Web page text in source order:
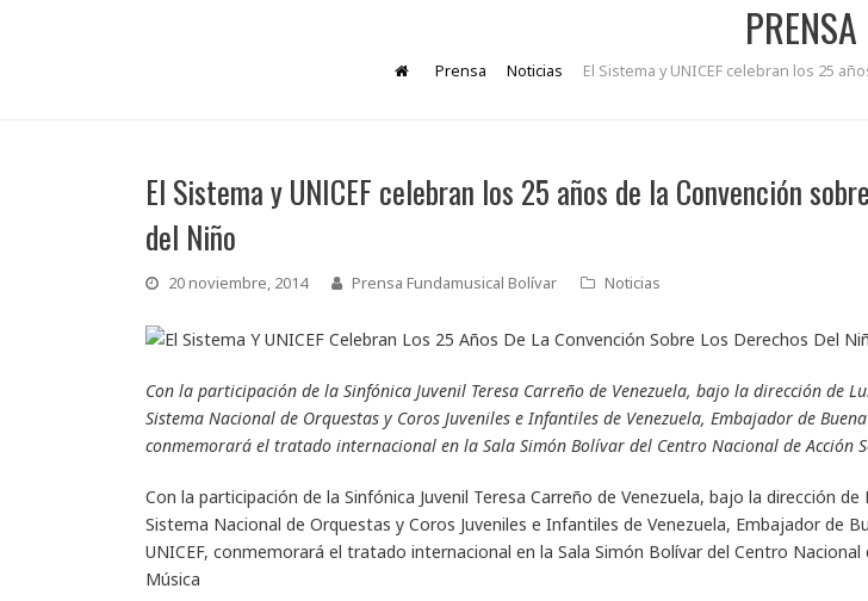
PRENSA
Prensa Noticias El Sistema y UNICEF celebran los 25
El Sistema y UNICEF celebran los 25 años de la Convención
del Niño
20 noviembre, 2014 Prensa Fundamusical Bolívar Noticias
Con la participación de la Sinfónica Juvenil Teresa Carreño de Venezuela, bajo la dirección de
Sistema Nacional de Orquestas y Coros Juveniles e Infantiles de Venezuela, Embajador de
conmemorará el tratado internacional en la Sala Simón Bolívar del Centro Nacional de Acción
Con la participación de la Sinfónica Juvenil Teresa Carreño de Venezuela, bajo la dirección
Sistema Nacional de Orquestas y Coros Juveniles e Infantiles de Venezuela, Embajador de
UNICEF, conmemorará el tratado internacional en la Sala Simón Bolívar del Centro Nacional
Música